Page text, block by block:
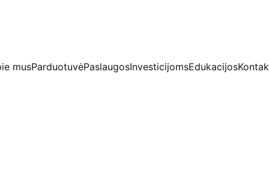
musParduotuvėPaslaugosInvesticijomsEdukacijos